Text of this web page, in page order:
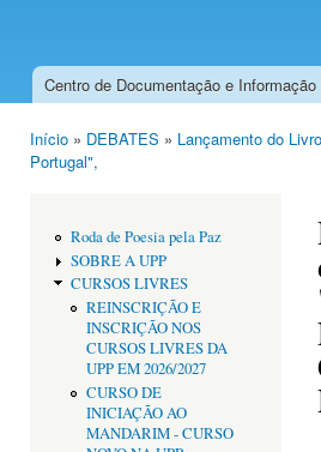
Menu principal
Centro de Documentação e Informação
Está aqui
Início » DEBATES » Lançamento do
Portugal",
Roda de Poesia pela Paz
SOBRE A UPP
CURSOS LIVRES
REINSCRIÇÃO E
INSCRIÇÃO NOS
CURSOS LIVRES DA
UPP EM 2026/2027
CURSO DE
INICIAÇÃO AO
MANDARIM - CURSO